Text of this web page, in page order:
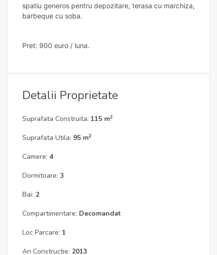
spatiu generos pentru depozitare, terasa cu marchiza,
barbeque cu soba.
Pret: 900 euro / luna.
Detalii Proprietate
Suprafata Construita: 115 m2
Suprafata Utila: 95 m2
Camere: 4
Dormitoare: 3
Bai: 2
Compartimentare: Decomandat
Loc Parcare: 1
An Constructie: 2013